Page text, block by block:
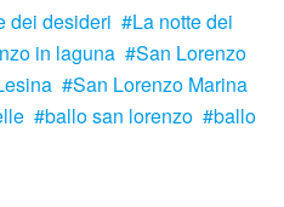
dei desideri
La notte dei
in laguna
San Lorenzo
San Lorenzo Marina
ballo san lorenzo
ballo